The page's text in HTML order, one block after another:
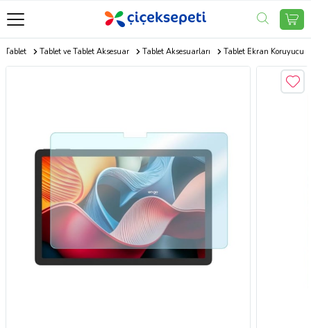
Tablet Tablet ve Tablet Aksesuar Tablet Aksesuarları Tablet Ekran Koruyucu